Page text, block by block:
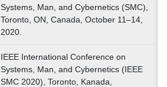
Systems, Man, and Cybernetics (SMC),
Toronto, ON, Canada, October 11–14,
2020.
IEEE International Conference on
Systems, Man, and Cybernetics (IEEE
SMC 2020), Toronto, Kanada,